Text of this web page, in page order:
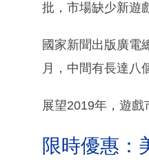
批，市場缺少新遊
國家新聞出版廣電
月，中間有長達八
展望2019年，遊戲
限時優惠：